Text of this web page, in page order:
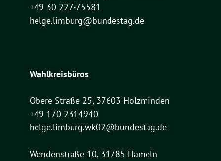
+49 30 227-75581
helge.limburg@bundestag.de
Wahlkreisbüros
Obere Straße 25, 37603 Holzminden
+49 170 2314940
helge.limburg.wk02@bundestag.de
Wendenstraße 10, 31785 Hameln